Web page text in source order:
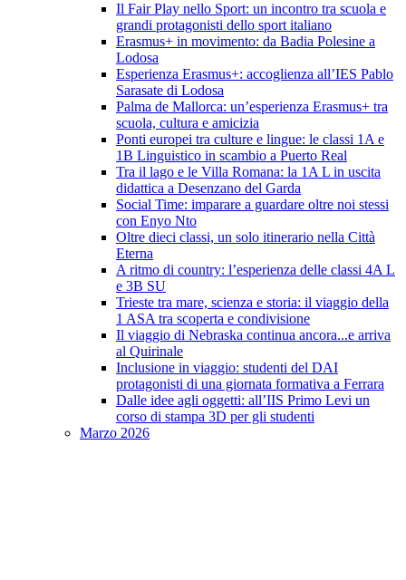
Il Fair Play nello Sport: un incontro tra scuola e
grandi protagonisti dello sport italiano
Erasmus+ in movimento: da Badia Polesine a
Lodosa
Esperienza Erasmus+: accoglienza all’IES Pablo
Sarasate di Lodosa
Palma de Mallorca: un’esperienza Erasmus+ tra
scuola, cultura e amicizia
Ponti europei tra culture e lingue: le classi 1A e
1B Linguistico in scambio a Puerto Real
Tra il lago e le Villa Romana: la 1A L in uscita
didattica a Desenzano del Garda
Social Time: imparare a guardare oltre noi stessi
con Enyo Nto
Oltre dieci classi, un solo itinerario nella Città
Eterna
A ritmo di country: l’esperienza delle classi 4A L
e 3B SU
Trieste tra mare, scienza e storia: il viaggio della
1 ASA tra scoperta e condivisione
Il viaggio di Nebraska continua ancora...e arriva
al Quirinale
Inclusione in viaggio: studenti del DAI
protagonisti di una giornata formativa a Ferrara
Dalle idee agli oggetti: all’IIS Primo Levi un
corso di stampa 3D per gli studenti
Marzo 2026